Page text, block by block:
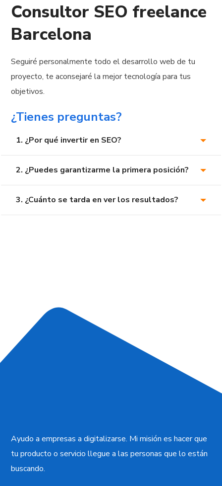
Consultor SEO freelance
Barcelona
Seguiré personalmente todo el desarrollo web de tu
proyecto, te aconsejaré la mejor tecnología para tus
objetivos.
¿Tienes preguntas?
1. ¿Por qué invertir en SEO?
2. ¿Puedes garantizarme la primera posición?
3. ¿Cuánto se tarda en ver los resultados?
Ayudo a empresas a digitalizarse. Mi misión es hacer que
tu producto o servicio llegue a las personas que lo están
buscando.